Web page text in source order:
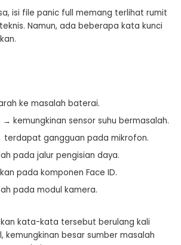
isi file panic full memang terlihat rumit
Namun, ada beberapa kata kunci
ke masalah baterai.
kemungkinan sensor suhu bermasalah.
terdapat gangguan pada mikrofon.
pada jalur pengisian daya.
pada komponen Face ID.
pada modul kamera.
kata-kata tersebut berulang kali
kemungkinan besar sumber masalah